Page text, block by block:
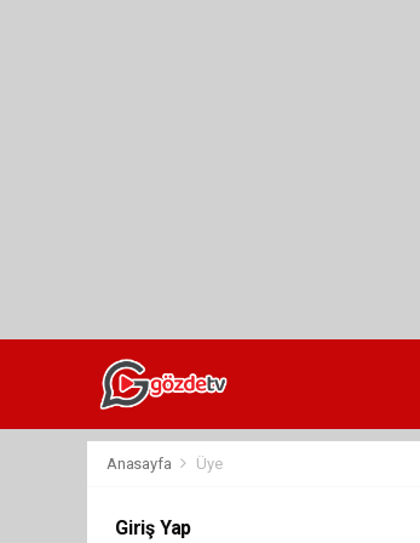
Anasayfa Üye
Giriş Yap